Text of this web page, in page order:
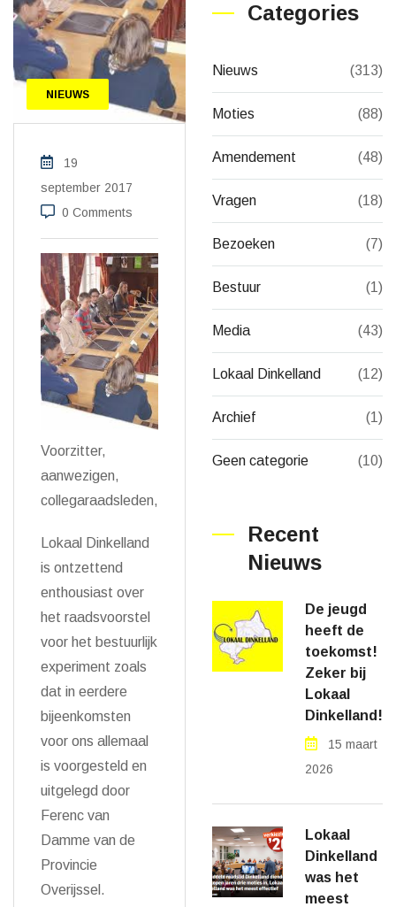
NIEUWS
19
september 2017
0 Comments
Voorzitter,
aanwezigen,
collegaraadsleden,
Lokaal Dinkelland
is ontzettend
enthousiast over
het raadsvoorstel
voor het bestuurlijk
experiment zoals
dat in eerdere
bijeenkomsten
voor ons allemaal
is voorgesteld en
uitgelegd door
Ferenc van
Damme van de
Provincie
Overijssel.
Categories
Nieuws (313)
Moties (88)
Amendement (48)
Vragen (18)
Bezoeken (7)
Bestuur (1)
Media (43)
Lokaal Dinkelland (12)
Archief (1)
Geen categorie (10)
Recent
Nieuws
De jeugd
heeft de
toekomst!
Zeker bij
Lokaal
Dinkelland!
15 maart
2026
Lokaal
Dinkelland
was het
meest